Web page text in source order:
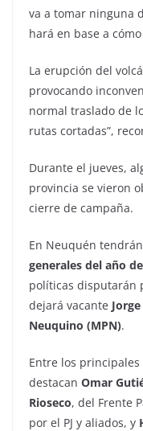
va a tomar ninguna
hará en base a
La erupción del
provocando
normal traslado de
rutas cortadas”,
Durante el jueves,
provincia se vieron
cierre de campaña.
En Neuquén
generales del año
políticas disputarán
dejará vacante
Neuquino (MPN).
Entre los
destacan Omar
Rioseco, del Frente
por el PJ y aliados, y